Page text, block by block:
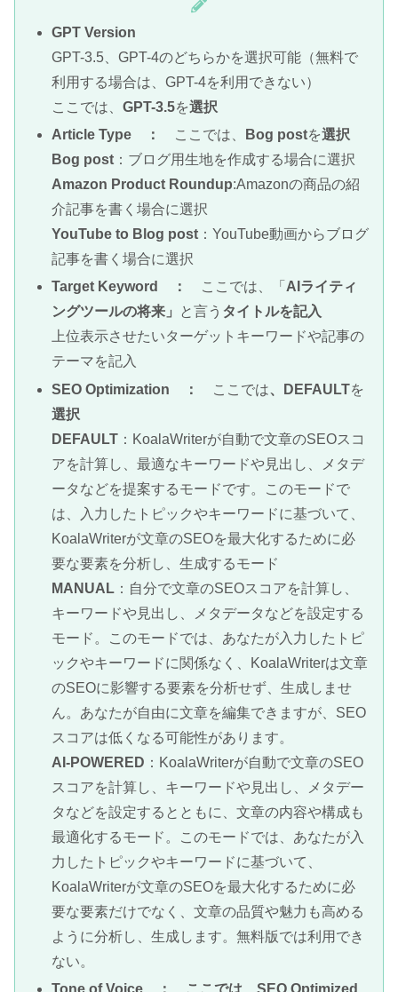
GPT Version
GPT-3.5、GPT-4のどちらかを選択可能（無料で
利用する場合は、GPT-4を利用できない）
ここでは、GPT-3.5を選択
Article Type ：
ここでは、 Bog postを選択
Bog post ：ブログ用生地を作成する場合に選択
Amazon Product Roundup:Amazonの商品の紹
介記事を書く場合に選択
YouTube to Blog post ：YouTube動画からブログ
記事を書く場合に選択
Target Keyword ：
ここでは、「AIライティ
ングツールの将来」
と言う タイトルを記入
上位表示させたいターゲットキーワードや記事の
テーマを記入
SEO Optimization ：
ここでは、DEFAULTを
選択
DEFAULT ：KoalaWriterが自動で文章のSEOスコ
アを計算し、最適なキーワードや見出し、メタデ
ータなどを提案するモードです。このモードで
は、入力したトピックやキーワードに基づいて、
KoalaWriterが文章のSEOを最大化するために必
要な要素を分析し、生成するモード
MANUAL ：自分で文章のSEOスコアを計算し、
キーワードや見出し、メタデータなどを設定する
モード。このモードでは、あなたが入力したトピ
ックやキーワードに関係なく、KoalaWriterは文章
のSEOに影響する要素を分析せず、生成しませ
ん。あなたが自由に文章を編集できますが、SEO
スコアは低くなる可能性があります。
AI-POWERED ：KoalaWriterが自動で文章のSEO
スコアを計算し、キーワードや見出し、メタデー
タなどを設定するとともに、文章の内容や構成も
最適化するモード。このモードでは、あなたが入
力したトピックやキーワードに基づいて、
KoalaWriterが文章のSEOを最大化するために必
要な要素だけでなく、文章の品質や魅力も高める
ように分析し、生成します。無料版では利用でき
ない。
Tone of Voice ： ここでは、SEO Optimized